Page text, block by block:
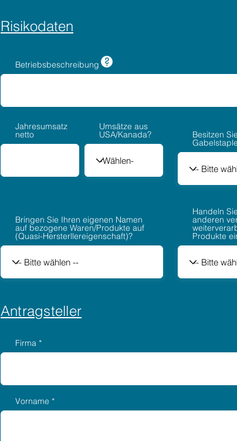
Risikodaten
?
Betriebsbeschreibung
Jahresumsatz
netto
Umsätze aus
USA/Kanada? Besitzen
Bringen Sie Ihren eigenen Namen
auf bezogene Waren/Produkte auf
(Quasi-Hersterllereigenschaft)?
Handeln
anderen
Produkte
Antragsteller
Firma
Vorname